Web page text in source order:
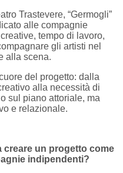
Trastevere, “Germogli”
alle compagnie
tempo di lavoro,
gli artisti nel
alla scena.
del progetto: dalla
alla necessità di
sul piano attoriale, ma
e relazionale.
creare un progetto come
indipendenti?